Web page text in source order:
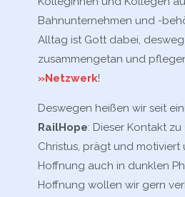
Bahnunternehmen und -
Alltag ist Gott dabei,
zusammengetan und
»Netzwerk!
Deswegen heißen wir seit
RailHope: Dieser Kontakt zu
Christus, prägt und motiviert
Hoffnung auch in dunklen
Hoffnung wollen wir gern